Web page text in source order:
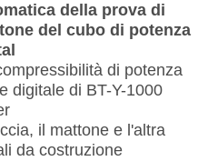
della prova di
del cubo di potenza
di potenza
digitale di BT-Y-1000
il mattone e l'altra
da costruzione